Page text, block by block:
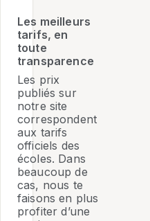
Les meilleurs
tarifs, en
toute
transparence
Les prix
publiés sur
notre site
correspondent
aux tarifs
officiels des
écoles. Dans
beaucoup de
cas, nous te
faisons en plus
profiter d’une